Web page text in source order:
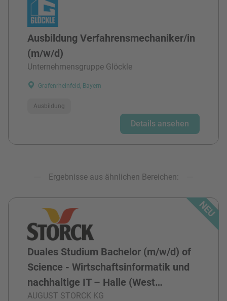
Ausbildung Verfahrensmechaniker/in
(m/w/d)
Unternehmensgruppe Glöckle
Grafenrheinfeld, Bayern
Ausbildung
Details ansehen
Ergebnisse aus ähnlichen Bereichen:
Duales Studium Bachelor (m/w/d) of
Science - Wirtschaftsinformatik und
nachhaltige IT – Halle (West…
AUGUST STORCK KG